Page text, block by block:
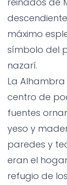
máximo
símbolo del
nazarí.
La
centro de
fuentes
yeso y
paredes y
eran el
refugio de